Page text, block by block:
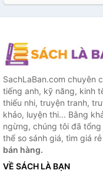
SachLaBan.com chuyên
tiếng anh, kỹ năng, kinh
thiếu nhi, truyện tranh,
khảo, luyện thi... Bằng
ngừng, chúng tôi đã
thể so sánh giá, tìm giá
bán hàng.
VỀ SÁCH LÀ BẠN